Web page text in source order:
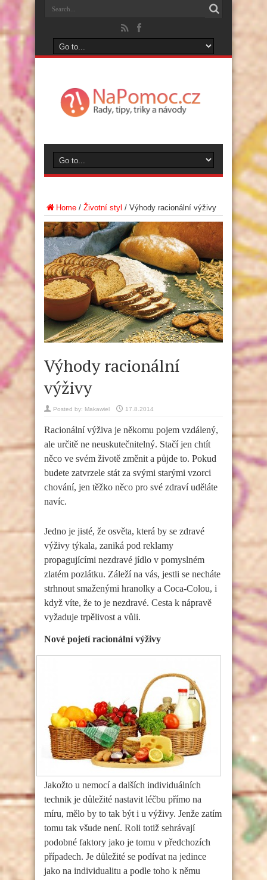
Home / Životní styl / Výhody racionální výživy
Výhody racionální
výživy
Posted by: Makawiel 17.8.2014
Racionální výživa je někomu pojem vzdálený,
ale určitě ne neuskutečnitelný. Stačí jen chtít
něco ve svém životě změnit a půjde to. Pokud
budete zatvrzele stát za svými starými vzorci
chování, jen těžko něco pro své zdraví uděláte
navíc.
Jedno je jisté, že osvěta, která by se zdravé
výživy týkala, zaniká pod reklamy
propagujícími nezdravé jídlo v pomyslném
zlatém pozlátku. Záleží na vás, jestli se necháte
strhnout smaženými hranolky a Coca-Colou, i
když víte, že to je nezdravé. Cesta k nápravě
vyžaduje trpělivost a vůli.
Nové pojetí racionální výživy
Jakožto u nemocí a dalších individuálních
technik je důležité nastavit léčbu přímo na
míru, mělo by to tak být i u výživy. Jenže zatím
tomu tak všude není. Roli totiž sehrávají
podobné faktory jako je tomu v předchozích
případech. Je důležité se podívat na jedince
jako na individualitu a podle toho k němu